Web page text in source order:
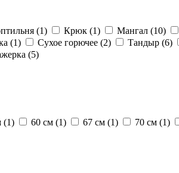
(1) Крюк (1) Мангал (10)
(1) Сухое горючее (2) Тандыр (6)
(5)
(1) 60 см (1) 67 см (1) 70 см (1)